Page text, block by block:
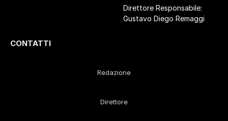
Direttore Responsabile:
Gustavo Diego Remaggi
CONTATTI
Redazione
Direttore